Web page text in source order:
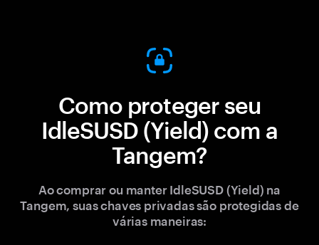
Como proteger seu
IdleSUSD (Yield) com a
Tangem?
Ao comprar ou manter IdleSUSD (Yield) na
Tangem, suas chaves privadas são protegidas de
várias maneiras: